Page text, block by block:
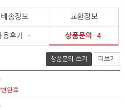
배송정보 교환정보
용후기 4 상품문의 4
상품문의 쓰기 더보기
변완료